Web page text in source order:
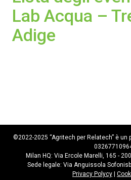
Lab Acqua –
Adige
©2022-2025 “Agritech per Relatech” è un
Milan HQ: Via Ercole Marelli, 165 -
Sede legale: Via Anguissola
Privacy Polycy